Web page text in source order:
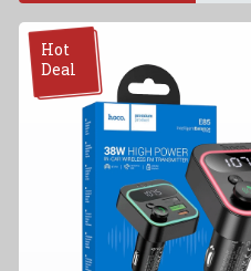
Hot
Deal